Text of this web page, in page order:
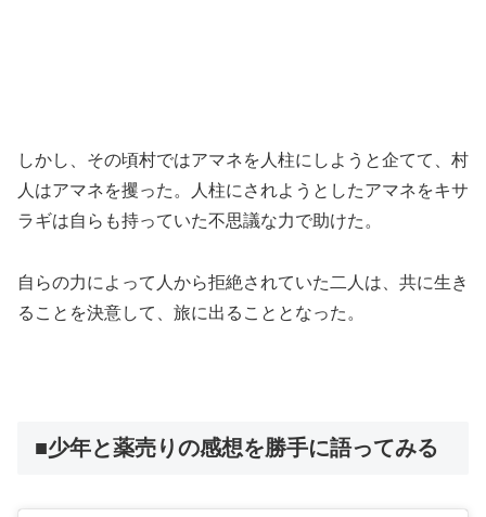
しかし、その頃村ではアマネを人柱にしようと企てて、村
人はアマネを攫った。人柱にされようとしたアマネをキサ
ラギは自らも持っていた不思議な力で助けた。
自らの力によって人から拒絶されていた二人は、共に生き
ることを決意して、旅に出ることとなった。
■少年と薬売りの感想を勝手に語ってみる